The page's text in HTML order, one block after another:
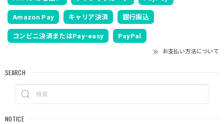
Amazon Pay キャリア決済 銀行振込
コンビニ決済またはPay-easy PayPal
お支払い方法について
SEARCH
NOTICE